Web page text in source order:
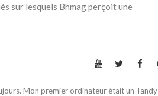
sur lesquels Bhmag perçoit une
Mon premier ordinateur était un Tandy